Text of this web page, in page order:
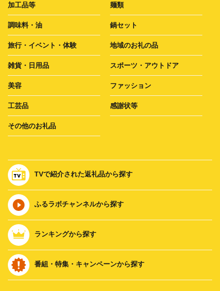
加工品等 麺類
調味料・油 鍋セット
旅行・イベント・体験 地域のお礼の品
雑貨・日用品 スポーツ・アウトドア
美容 ファッション
工芸品 感謝状等
その他のお礼品
TVで紹介された返礼品から探す
ふるラボチャンネルから探す
ランキングから探す
番組・特集・キャンペーンから探す